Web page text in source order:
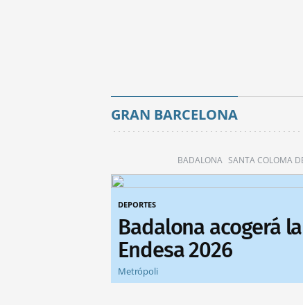
GRAN BARCELONA
BADALONA SANTA COLOMA
DEPORTES
Badalona acogerá
Endesa 2026
Metrópoli